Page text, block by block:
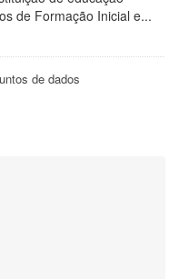
de Formação Inicial e...
de dados